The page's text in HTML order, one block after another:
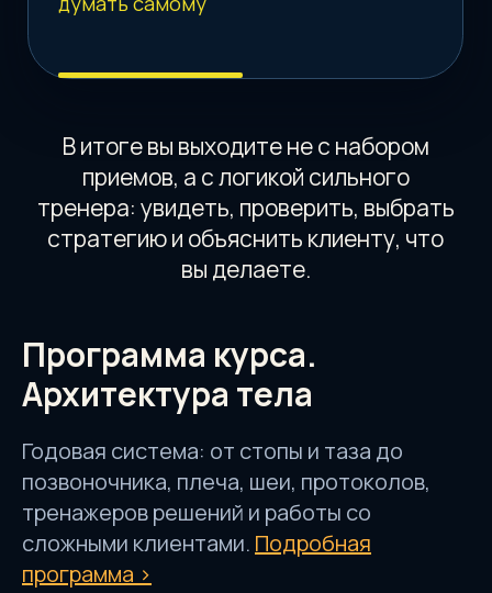
Программа курса.
Архитектура тела
Годовая система: от стопы и таза до
позвоночника, плеча, шеи, протоколов,
тренажеров решений и работы со
сложными клиентами. Подробная
программа >
Ответы на частые
вопросы
Архитектура тела
Полный курс
Производя оплату или оформляя рассрочку,
вы соглашаетесь спубличной офертой